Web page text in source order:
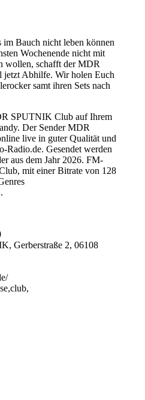
im Bauch nicht leben können
Wochenende nicht mit
wollen, schafft der MDR
Abhilfe. Wir holen Euch
samt ihren Sets nach
SPUTNIK Club auf Ihrem
Der Sender MDR
live in guter Qualität und
Radio.de. Gesendet werden
aus dem Jahr 2026. FM-
mit einer Bitrate von 128
Gerberstraße 2, 06108